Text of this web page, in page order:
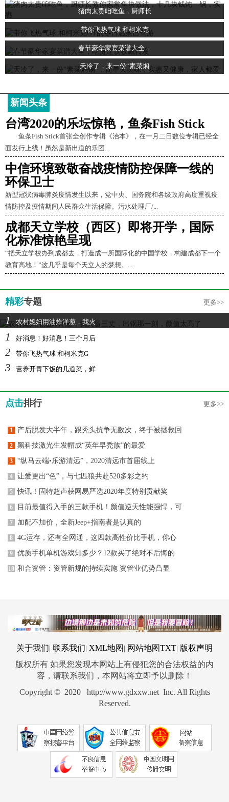
猪肉太贵咱吃鱼，厨师长
带你飞热气球 和柯米克
春节豪华家宴菜谱大全，
天冷了，来一份“素菜焖
新闻头条
台湾2020的乐坛惊艳，鱼条Fish Stick
鱼条Fish Stick首张全创作专辑《治本》，在一月二日数位专辑已经全
面发行上线！虽然是新出道的乐团...
中信环境致敬奋战疫情防控保障一线的
环保卫士
新型冠状病毒肺炎疫情发生以来，党中央、国务院和各级政府高度重视疫
情防控及疫情期间人民群众生活保障。污水处理厂/...
成都天立学校（西区）即将开学，国际
化标准惊艳呈现
“把天立学校办到成都去，打造成一所国际化的中国学校，构建成都下一个
教育高地！”这几乎是每个天立人的梦想。...
精彩专题 更多>>
1 农村媳妇用油炸洋葱，我火
1 好消息！好消息！三个月后
2 带你飞热气球 和柯米克G
3 营养开胃下饭的几道菜，鲜
点击排行 更多>>
1 产后脱发大半年，跟秃头抗争无数次，终于被拯救回
2 黑科技激光生发帽成“英年早秃族”的最爱
3 “纵马云端•乐游清远”，2020清远市首届线上
4 让爱更出“色”，与七匹狼共赴520多彩之约
5 快讯！固特超声获网易严选2020年度特别贡献奖
6 目前最值得入手的三款手机！颜值逆天性能强悍，可
7 加配不加价，全新Jeep+指南者是认真的
8 4G运存，还有全网通，这四款高性价比手机，你心
9 优质手机单机游戏知多少？12款买了绝对不后悔的
10 和合资管：资管新规的持续实施 资管业优势凸显
关于我们 联系我们 XML地图 网站地图TXT 版权声明
版权所有 如果您发现本网站上有侵犯您的合法权益的内
容，请联系我们，本网站将立即予以删除！
Copyright © 2020 http://www.gdxxw.net Inc. All Rights
Reserved.